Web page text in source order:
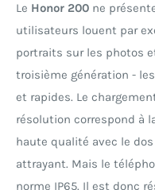
Le Honor 200 ne
utilisateurs louent par
portraits sur les photos
troisième génération -
et rapides. Le
résolution correspond à
haute qualité avec le
attrayant. Mais le
norme IP65. Il est donc